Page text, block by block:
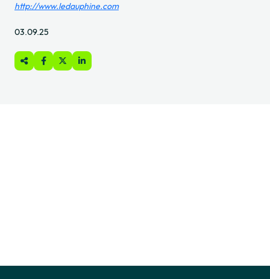
http://www.ledauphine.com
03.09.25